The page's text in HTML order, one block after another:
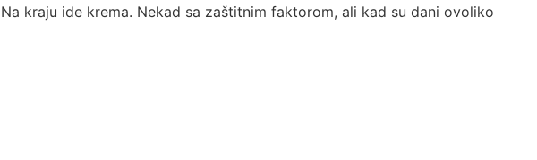
kraju ide krema. Nekad sa zaštitnim faktorom, ali kad su dani ovoliko